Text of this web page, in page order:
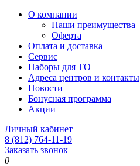
О компании
Наши преимущества
Оферта
Оплата и доставка
Сервис
Наборы для ТО
Адреса центров и контакты
Новости
Бонусная программа
Акции
Личный кабинет
8 (812) 764-11-19
Заказать звонок
0